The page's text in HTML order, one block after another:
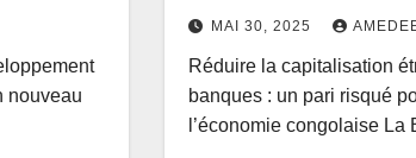
nouveau
réduire la
étrangère dans
MAI 30, 2025
Réduire la capitalisation
banques : un pari risqué
l’économie congolaise
a échangé
d’élite
de
la
dans